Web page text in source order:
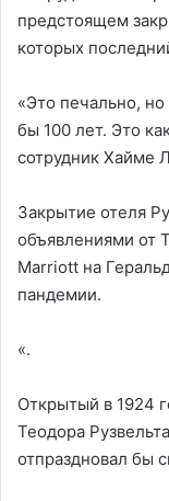
предстоящем
которых
«Это печально,
бы 100 лет. Это
сотрудник Хайме
Закрытие отеля
объявлениями от
Marriott на
пандемии.
«.
Открытый в 1924
Теодора
отпраздновал бы